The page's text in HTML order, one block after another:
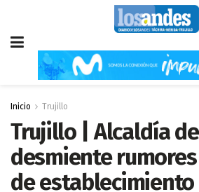
Inicio Trujillo
Trujillo | Alcaldía
desmiente
de establecimiento